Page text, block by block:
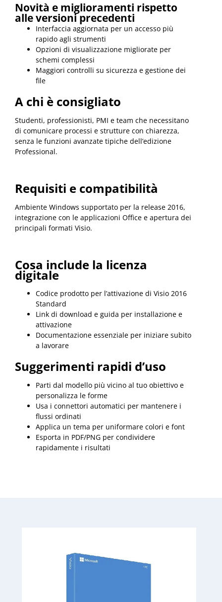
Novità e miglioramenti rispetto
alle versioni precedenti
Interfaccia aggiornata per un accesso più
rapido agli strumenti
Opzioni di visualizzazione migliorate per
schemi complessi
Maggiori controlli su sicurezza e gestione dei
file
A chi è consigliato
Studenti, professionisti, PMI e team che necessitano
di comunicare processi e strutture con chiarezza,
senza le funzioni avanzate tipiche dell’edizione
Professional.
Requisiti e compatibilità
Ambiente Windows supportato per la release 2016,
integrazione con le applicazioni Office e apertura dei
principali formati Visio.
Cosa include la licenza
digitale
Codice prodotto per l’attivazione di Visio 2016
Standard
Link di download e guida per installazione e
attivazione
Documentazione essenziale per iniziare subito
a lavorare
Suggerimenti rapidi d’uso
Parti dal modello più vicino al tuo obiettivo e
personalizza le forme
Usa i connettori automatici per mantenere i
flussi ordinati
Applica un tema per uniformare colori e font
Esporta in PDF/PNG per condividere
rapidamente i risultati